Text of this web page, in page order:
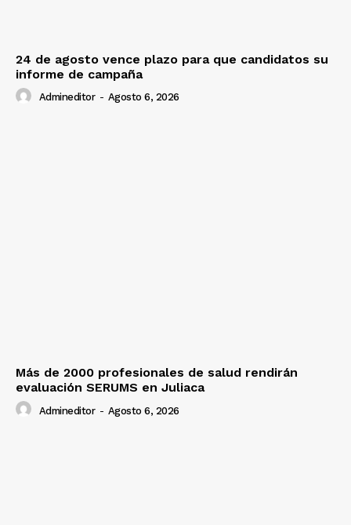
24 de agosto vence plazo para que candidatos su
informe de campaña
Admineditor - Agosto 6, 2026
Más de 2000 profesionales de salud rendirán
evaluación SERUMS en Juliaca
Admineditor - Agosto 6, 2026